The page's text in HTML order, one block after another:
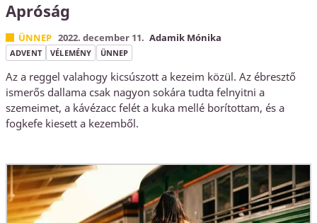
Apróság
ÜNNEP 2022. december 11. Adamik Mónika
ADVENT VÉLEMÉNY ÜNNEP
Az a reggel valahogy kicsúszott a kezeim közül. Az ébresztő
ismerős dallama csak nagyon sokára tudta felnyitni a
szemeimet, a kávézacc felét a kuka mellé borítottam, és a
fogkefe kiesett a kezemből.